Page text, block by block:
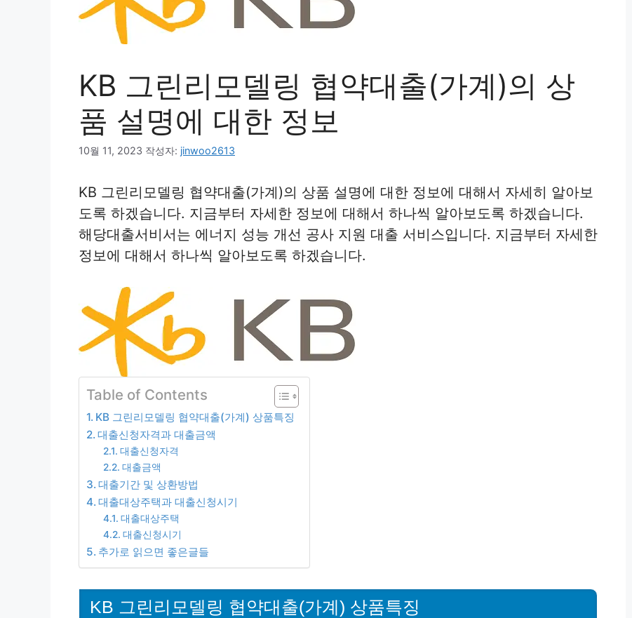
KB 그린리모델링 협약대출(가계)의 상
품 설명에 대한 정보
10월 11, 2023 작성자: jinwoo2613
KB 그린리모델링 협약대출(가계)의 상품 설명에 대한 정보에 대해서 자세히 알아보
도록 하겠습니다. 지금부터 자세한 정보에 대해서 하나씩 알아보도록 하겠습니다.
해당대출서비서는 에너지 성능 개선 공사 지원 대출 서비스입니다. 지금부터 자세한
정보에 대해서 하나씩 알아보도록 하겠습니다.
Table of Contents
KB 그린리모델링 협약대출(가계) 상품특징
대출신청자격과 대출금액
대출신청자격
대출금액
대출기간 및 상환방법
대출대상주택과 대출신청시기
대출대상주택
대출신청시기
추가로 읽으면 좋은글들
KB 그린리모델링 협약대출(가계) 상품특징